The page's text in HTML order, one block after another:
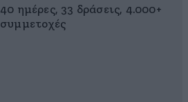
40 ημέρες, 33 δράσεις, 4.000+
συμμετοχές